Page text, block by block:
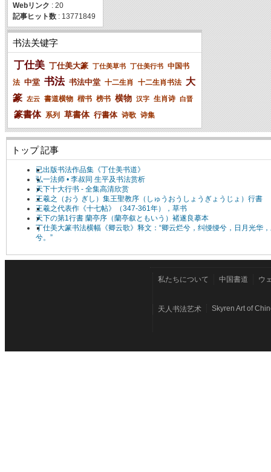
Webリンク : 20
記事ヒット数 : 13771849
书法关键字
丁仕美 丁仕美大篆 丁仕美草书 丁仕美行书 中国书
法 中堂 书法 书法中堂 十二生肖 十二生肖书法 大
篆 左云 書道横物 楷书 榜书 横物 汉字 生肖诗 白晋
篆書体 系列 草書体 行書体 诗歌 诗集
トップ 記事
已出版书法作品集《丁仕美书道》
弘一法师 • 李叔同 生平及书法赏析
天下十大行书 - 全集高清欣赏
王羲之（おう ぎし）集王聖教序（しゅうおうしょうぎょうじょ）行書
王羲之代表作《十七帖》（347-361年），草书
天下の第1行書 蘭亭序（蘭亭叙ともいう）褚遂良摹本
丁仕美大篆书法横幅《卿云歌》释文：“卿云烂兮，纠缦缦兮，日月光华
兮。”
私たちについて 中国書道 ウ
天人书法艺术 Skyren Art of